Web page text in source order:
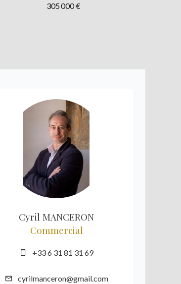
305 000 €
Cyril MANCERON
Commercial
+33 6 31 81 31 69
cyrilmanceron@gmail.com